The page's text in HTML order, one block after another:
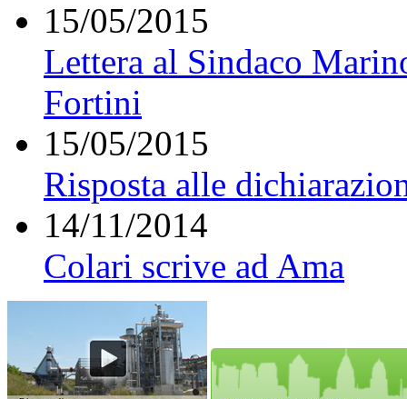
15/05/2015
Lettera al Sindaco
Fortini
15/05/2015
Risposta alle
14/11/2014
Colari scrive ad Ama